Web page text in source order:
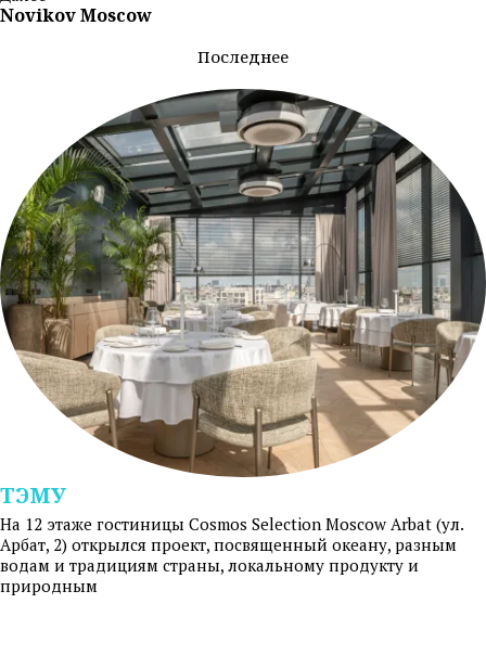
Novikov Moscow
Последнее
ТЭМУ
На 12 этаже гостиницы Cosmos Selection Moscow Arbat (ул.
Арбат, 2) открылся проект, посвященный океану, разным
водам и традициям страны, локальному продукту и
природным